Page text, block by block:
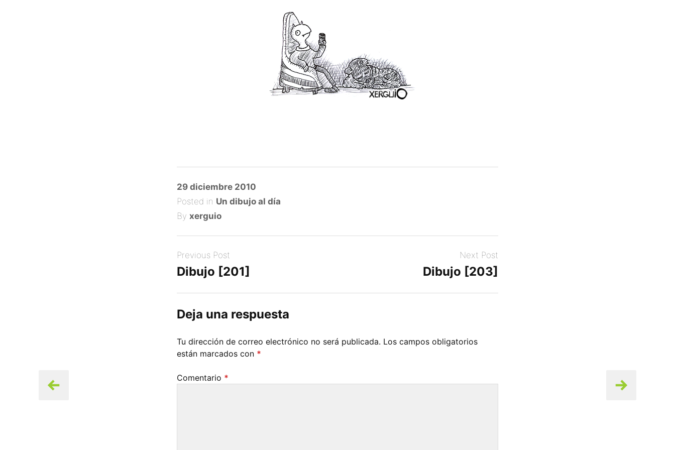
Posted
on
29 diciembre 2010
Posted in Un dibujo al día
By xerguio
Previous Post
Dibujo [201]
Next Post
Dibujo [203]
Deja una respuesta
Tu dirección de correo electrónico no será publicada. Los campos obligatorios
están marcados con *
Comentario *